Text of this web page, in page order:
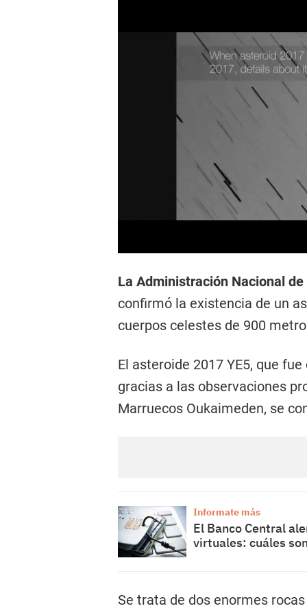
La Administración Nacional
confirmó la existencia de un
cuerpos celestes de 900
El asteroide 2017 YE5, que
gracias a las observaciones
Marruecos Oukaimeden, se
Informate más
El Banco Central
virtuales: cuáles
Se trata de dos enormes